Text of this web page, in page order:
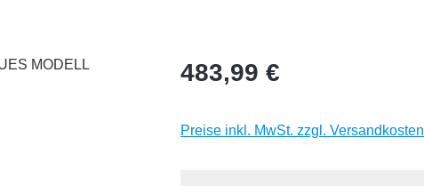
Regulärer Preis:
483,99 €
Preise inkl. MwSt. zzgl. Versandkosten